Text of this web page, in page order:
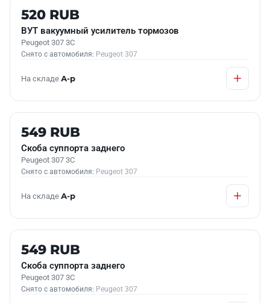
Б/У В НАЛИЧИИ
520 RUB
ВУТ вакуумный усилитель тормозов
Peugeot 307 3C
Снято с автомобиля: Peugeot 307
На складе А-р
Б/У В НАЛИЧИИ
549 RUB
Скоба суппорта заднего
Peugeot 307 3C
Снято с автомобиля: Peugeot 307
На складе А-р
Б/У В НАЛИЧИИ
549 RUB
Скоба суппорта заднего
Peugeot 307 3C
Снято с автомобиля: Peugeot 307